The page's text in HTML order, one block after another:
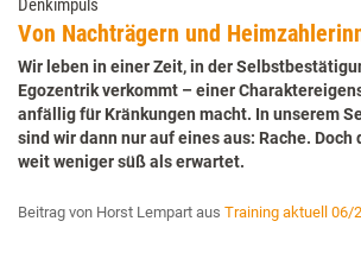
Denkimpuls
Von Nachträgern und
Wir leben in einer Zeit, in der
Egozentrik verkommt – einer
anfällig für Kränkungen macht. In unserem
sind wir dann nur auf eines aus: Rache.
weit weniger süß als erwartet.
Beitrag von Horst Lempart aus Training aktuell 06/